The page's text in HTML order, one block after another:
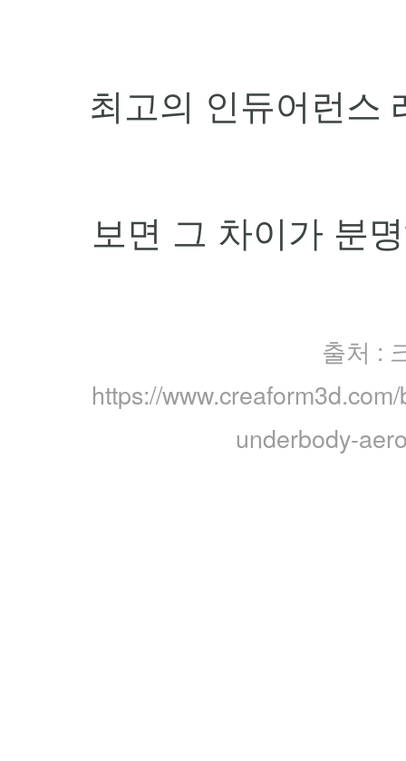
최고의 인듀어런스
보면 그 차이가 분
출처 :
https://
underbody-